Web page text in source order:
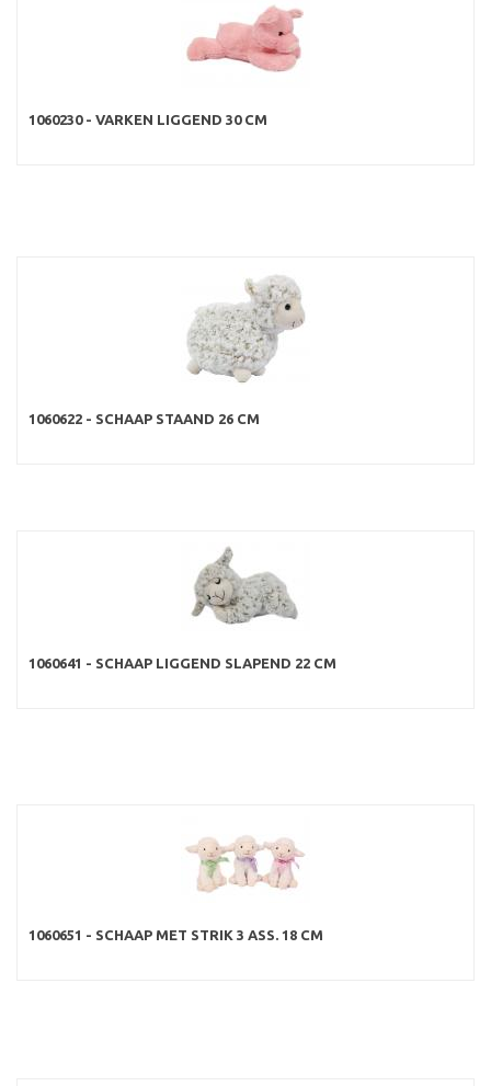
1060230 - VARKEN LIGGEND 30 CM
1060622 - SCHAAP STAAND 26 CM
1060641 - SCHAAP LIGGEND SLAPEND 22 CM
1060651 - SCHAAP MET STRIK 3 ASS. 18 CM